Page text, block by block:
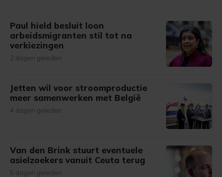
Paul hield besluit loon
arbeidsmigranten stil tot na
verkiezingen
2 dagen geleden
Jetten wil voor stroomproductie
meer samenwerken met België
4 dagen geleden
Van den Brink stuurt eventuele
asielzoekers vanuit Ceuta terug
5 dagen geleden